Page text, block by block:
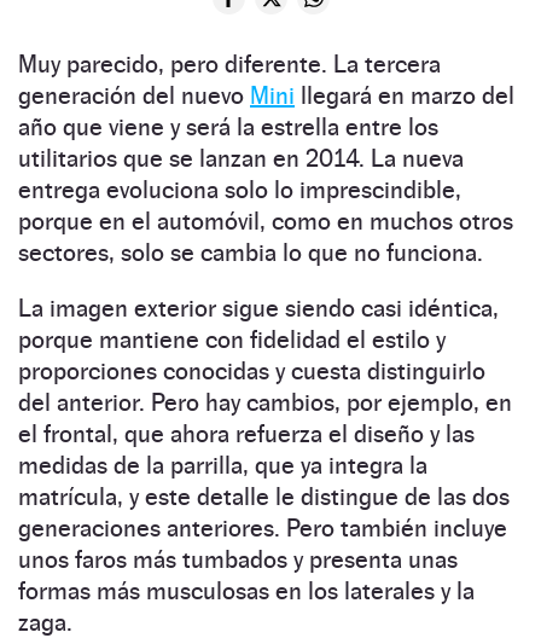
Muy parecido, pero diferente. La tercera
generación del nuevo Mini llegará en marzo del
año que viene y será la estrella entre los
utilitarios que se lanzan en 2014. La nueva
entrega evoluciona solo lo imprescindible,
porque en el automóvil, como en muchos otros
sectores, solo se cambia lo que no funciona.
La imagen exterior sigue siendo casi idéntica,
porque mantiene con fidelidad el estilo y
proporciones conocidas y cuesta distinguirlo
del anterior. Pero hay cambios, por ejemplo, en
el fron­­tal, que ahora refuerza el diseño y las
medidas de la parrilla, que ya integra la
matrícula, y este detalle le distingue de las dos
generaciones anteriores. Pero también incluye
unos faros más tumbados y presenta unas
formas más musculosas en los laterales y la
zaga.